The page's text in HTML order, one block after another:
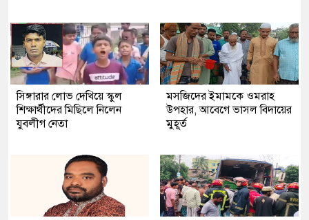
সিঙ্গারার লোভ দেখিয়ে স্কুল
শিক্ষার্থীদের মিছিলে নিলেন
যুবলীগ নেতা
মসজিদের ইমামকে ওমরাহ
উপহার, আবেগে ভাসল বিদায়ের
মুহূর্ত